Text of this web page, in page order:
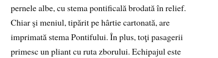
pernele albe, cu stema pontificală brodată în relief.
Chiar şi meniul, tipărit pe hârtie cartonată, are
imprimată stema Pontifului. În plus, toţi pasagerii
primesc un pliant cu ruta zborului. Echipajul este